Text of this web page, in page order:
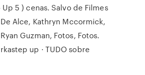
5 ) cenas. Salvo de Filmes
Alce, Kathryn Mccormick,
Guzman, Fotos, Fotos.
up · TUDO sobre